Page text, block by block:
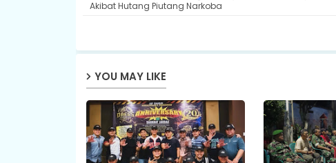
Akibat Hutang Piutang Narkoba
YOU MAY LIKE